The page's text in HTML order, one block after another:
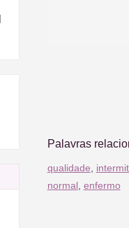
Palavras
qualidade
normal, enfermo